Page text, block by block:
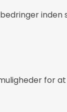
inden
for